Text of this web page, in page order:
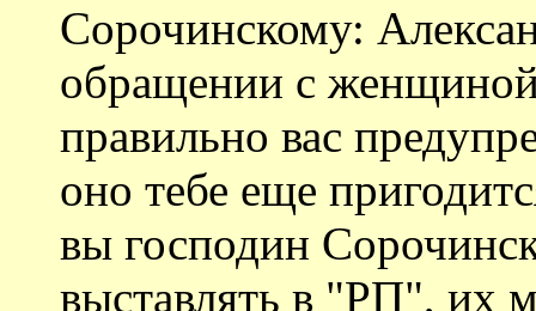
Сорочинскому:
обращении с
правильно вас
оно тебе еще
вы господин
выставлять в "РП", их